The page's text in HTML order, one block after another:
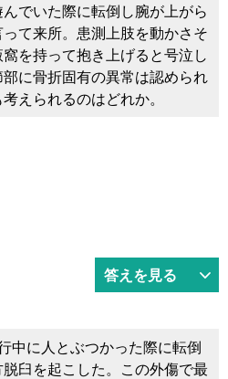
でいた際に転倒し腕が上がら
て来所。患測上肢を動かさそ
を持って抱き上げると号泣し
に骨折固有の異常は認められ
えられるのはどれか。
答えを見る
中に人とぶつかった際に転倒
脱臼を起こした。この外傷で最